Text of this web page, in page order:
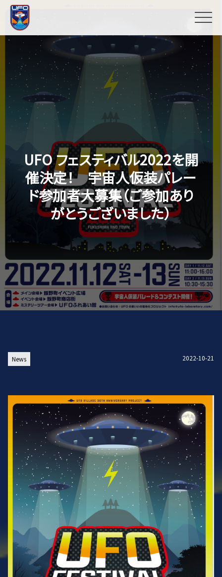
UFO フェスティバル2022を開
催決定！ 宇宙人仮装パレー
ド参加者大募集（ご参加あり
がとうございました）
News 2022-10-21